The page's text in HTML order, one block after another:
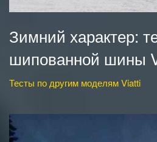
Зимний характер:
шипованной шины
Тесты по другим моделям Viatti